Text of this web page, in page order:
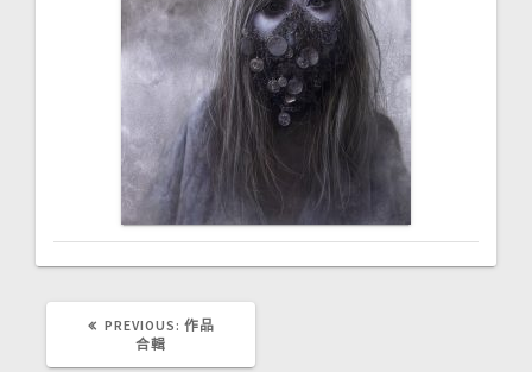
PREVIOUS: PREVIOUS
作品
合輯